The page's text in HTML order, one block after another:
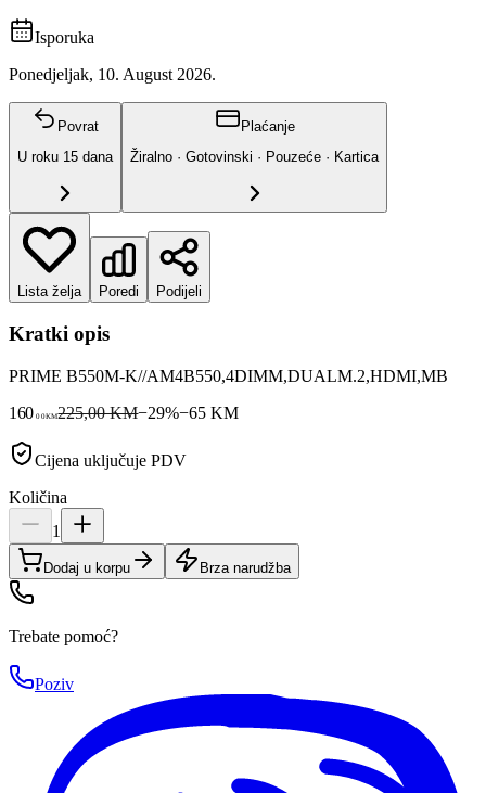
Isporuka
Ponedjeljak, 10. August 2026.
Povrat
U roku 15 dana
Plaćanje
Žiralno · Gotovinski · Pouzeće · Kartica
Lista želja Poredi Podijeli
Kratki opis
PRIME B550M-K//AM4B550,4DIMM,DUALM.2,HDMI,MB
160 00KM225,00 KM−29%−65 KM
Cijena uključuje PDV
Količina
1
Dodaj u korpu Brza narudžba
Trebate pomoć?
Poziv